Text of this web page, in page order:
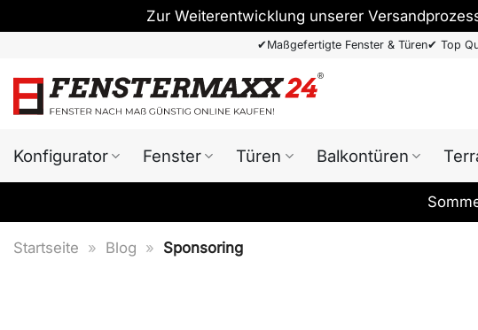
Zur Weiterentwicklung unserer
springen
✔Maßgefertigte Fenster & Türen✔ Top
Konfigurator Fenster Türen Balkontüren
Startseite » Blog » Sponsoring